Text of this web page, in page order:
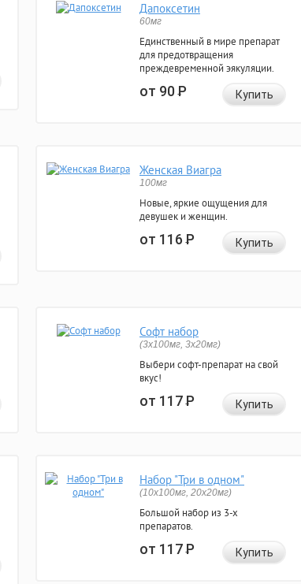
Дапоксетин
60мг
Единственный в мире препарат
для предотвращения
преждевременной эякуляции.
от 90Р Купить
Женская Виагра
100мг
Новые, яркие ощущения для
девушек и женщин.
от 116Р Купить
Софт набор
(3x100мг, 3x20мг)
Выбери софт-препарат на свой
вкус!
от 117Р Купить
Набор "Три в одном"
(10x100мг, 20x20мг)
Большой набор из 3-х
препаратов.
от 117Р Купить